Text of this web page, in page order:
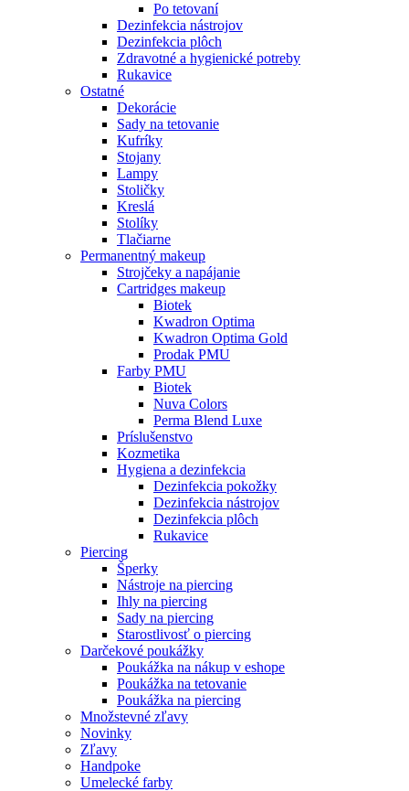
Po tetovaní
Dezinfekcia nástrojov
Dezinfekcia plôch
Zdravotné a hygienické potreby
Rukavice
Ostatné
Dekorácie
Sady na tetovanie
Kufríky
Stojany
Lampy
Stoličky
Kreslá
Stolíky
Tlačiarne
Permanentný makeup
Strojčeky a napájanie
Cartridges makeup
Biotek
Kwadron Optima
Kwadron Optima Gold
Prodak PMU
Farby PMU
Biotek
Nuva Colors
Perma Blend Luxe
Príslušenstvo
Kozmetika
Hygiena a dezinfekcia
Dezinfekcia pokožky
Dezinfekcia nástrojov
Dezinfekcia plôch
Rukavice
Piercing
Šperky
Nástroje na piercing
Ihly na piercing
Sady na piercing
Starostlivosť o piercing
Darčekové poukážky
Poukážka na nákup v eshope
Poukážka na tetovanie
Poukážka na piercing
Množstevné zľavy
Novinky
Zľavy
Handpoke
Umelecké farby